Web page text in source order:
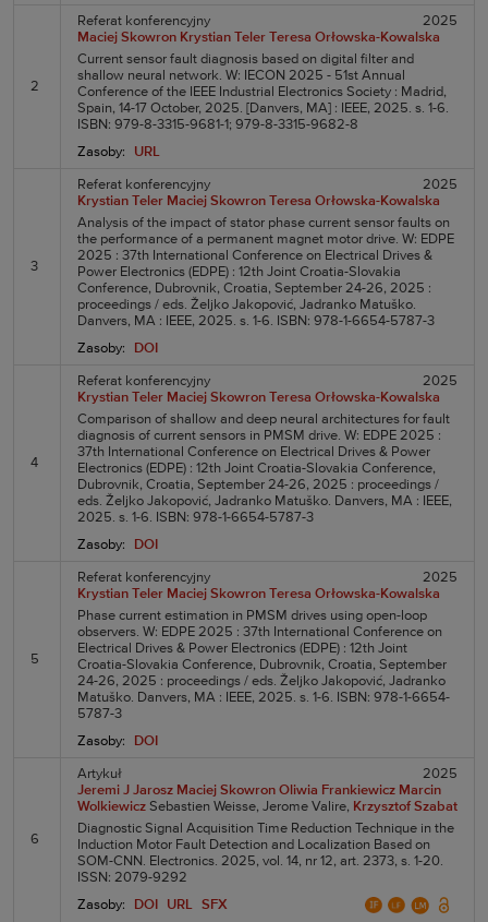
2
Referat konferencyjny
2025
Maciej Skowron Krystian Teler Teresa Orłowska-Kowalska
Current sensor fault diagnosis based on digital filter and
shallow neural network. W: IECON 2025 - 51st Annual
Conference of the IEEE Industrial Electronics Society : Madrid,
Spain, 14-17 October, 2025. [Danvers, MA] : IEEE, 2025. s. 1-6.
ISBN: 979-8-3315-9681-1; 979-8-3315-9682-8
Zasoby:
URL
3
Referat konferencyjny
2025
Krystian Teler Maciej Skowron Teresa Orłowska-Kowalska
Analysis of the impact of stator phase current sensor faults on
the performance of a permanent magnet motor drive. W: EDPE
2025 : 37th International Conference on Electrical Drives &
Power Electronics (EDPE) : 12th Joint Croatia-Slovakia
Conference, Dubrovnik, Croatia, September 24-26, 2025 :
proceedings / eds. Željko Jakopović, Jadranko Matuško.
Danvers, MA : IEEE, 2025. s. 1-6. ISBN: 978-1-6654-5787-3
Zasoby:
DOI
4
Referat konferencyjny
2025
Krystian Teler Maciej Skowron Teresa Orłowska-Kowalska
Comparison of shallow and deep neural architectures for fault
diagnosis of current sensors in PMSM drive. W: EDPE 2025 :
37th International Conference on Electrical Drives & Power
Electronics (EDPE) : 12th Joint Croatia-Slovakia Conference,
Dubrovnik, Croatia, September 24-26, 2025 : proceedings /
eds. Željko Jakopović, Jadranko Matuško. Danvers, MA : IEEE,
2025. s. 1-6. ISBN: 978-1-6654-5787-3
Zasoby:
DOI
5
Referat konferencyjny
2025
Krystian Teler Maciej Skowron Teresa Orłowska-Kowalska
Phase current estimation in PMSM drives using open-loop
observers. W: EDPE 2025 : 37th International Conference on
Electrical Drives & Power Electronics (EDPE) : 12th Joint
Croatia-Slovakia Conference, Dubrovnik, Croatia, September
24-26, 2025 : proceedings / eds. Željko Jakopović, Jadranko
Matuško. Danvers, MA : IEEE, 2025. s. 1-6. ISBN: 978-1-6654-
5787-3
Zasoby:
DOI
6
Artykuł
2025
Jeremi J Jarosz Maciej Skowron Oliwia Frankiewicz Marcin
Wolkiewicz Sebastien Weisse, Jerome Valire, Krzysztof Szabat
Diagnostic Signal Acquisition Time Reduction Technique in the
Induction Motor Fault Detection and Localization Based on
SOM-CNN. Electronics. 2025, vol. 14, nr 12, art. 2373, s. 1-20.
ISSN: 2079-9292
Zasoby:
DOI URL SFX